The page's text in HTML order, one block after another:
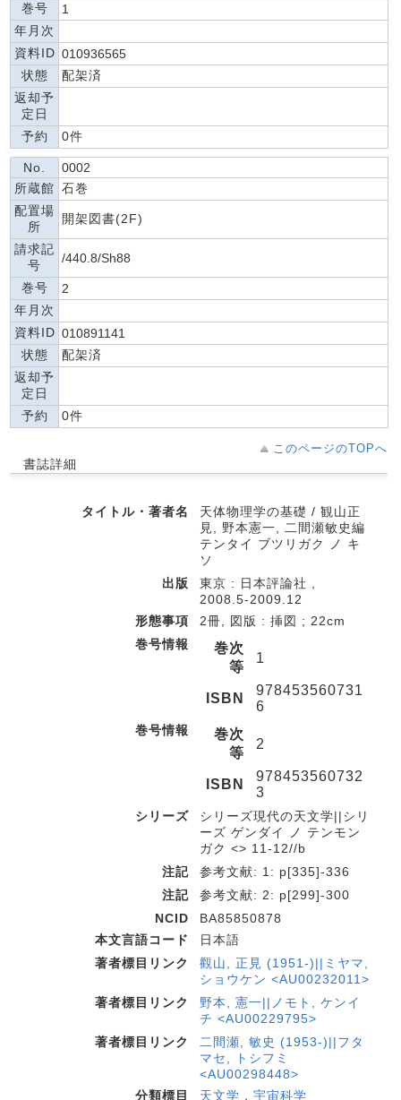
巻号
1
年月次
資料ID 010936565
状態
配架済
返却予
定日
予約
0件
No.
0002
所蔵館 石巻
配置場
所
開架図書(2F)
請求記
号
/440.8/Sh88
巻号
2
年月次
資料ID 010891141
状態
配架済
返却予
定日
予約
0件
このページのTOPへ
書誌詳細
タイトル・著者名
天体物理学の基礎 / 観山正
見, 野本憲一, 二間瀬敏史編
テンタイ ブツリガク ノ キ
ソ
出版
東京 : 日本評論社 ,
2008.5-2009.12
形態事項
2冊, 図版 : 挿図 ; 22cm
巻号情報
巻次
等
1
ISBN
978453560731
6
巻号情報
巻次
等
2
ISBN
978453560732
3
シリーズ
シリーズ現代の天文学||シリ
ーズ ゲンダイ ノ テンモン
ガク <> 11-12//b
注記
参考文献: 1: p[335]-336
注記
参考文献: 2: p[299]-300
NCID
BA85850878
本文言語コード
日本語
著者標目リンク
觀山, 正見 (1951-)||ミヤマ,
ショウケン <AU00232011>
著者標目リンク
野本, 憲一||ノモト, ケンイ
チ <AU00229795>
著者標目リンク
二間瀬, 敏史 (1953-)||フタ
マセ, トシフミ
<AU00298448>
分類標目
天文学．宇宙科学